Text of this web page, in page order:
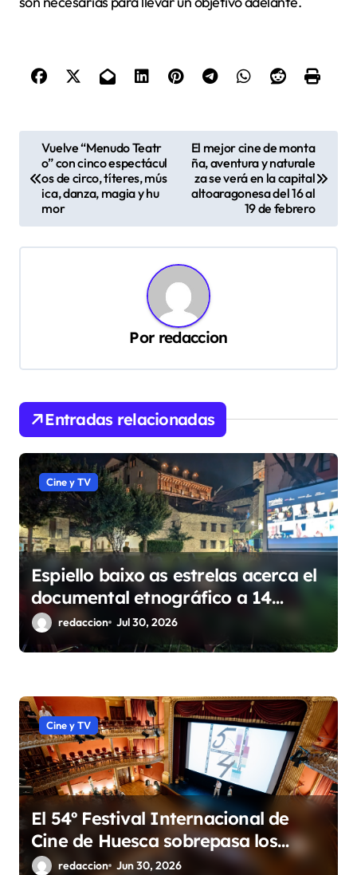
e
g
d
e
e
n
t
r
a
d
a
s
Vuelve “Menudo Teatr
o” con cinco espectácul
os de circo, títeres, mús
ica, danza, magia y hu
mor
El mejor cine de monta
ña, aventura y naturale
za se verá en la capital
altoaragonesa del 16 al
19 de febrero
Por redaccion
Entradas relacionadas
Cine y TV
Espiello baixo as estrelas acerca el
documental etnográfico a 14
localidades de Sobrarbe
redaccion Jul 30, 2026
Cine y TV
El 54º Festival Internacional de
Cine de Huesca sobrepasa los
10.000 espectadores
redaccion Jun 30, 2026